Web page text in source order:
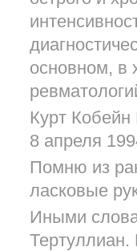
основном, в
Курт
8 апреля
Помню из
ласковые
Иными
Тертуллиан.